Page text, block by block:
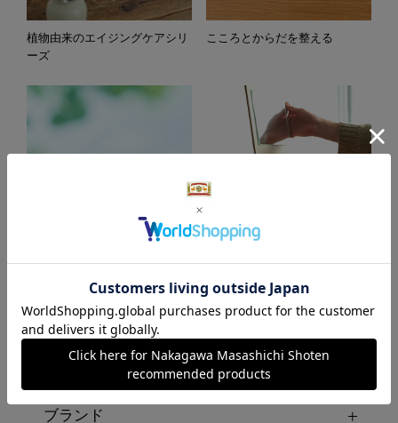
植物由来のエイジングケアシリ
ーズ
こころとからだを整える
私の特別な場所をつくる 化粧箱
ブランド